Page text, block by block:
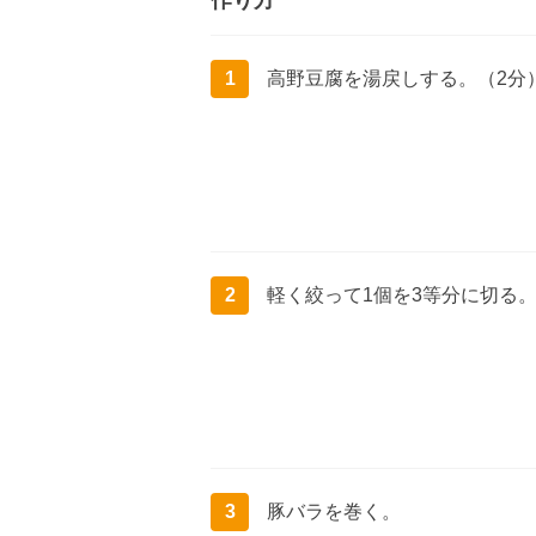
1 高野豆腐を湯戻しする。（2分
2 軽く絞って1個を3等分に切る。
3 豚バラを巻く。